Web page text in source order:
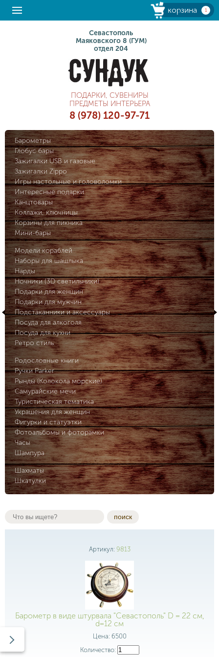
корзина 1
Севастополь
Маяковского 8 (ГУМ)
отдел 204
ПОДАРКИ, СУВЕНИРЫ
ПРЕДМЕТЫ ИНТЕРЬЕРА
8 (978) 120-97-71
Барометры
Глобус бары
Зажигалки USB и газовые
Зажигалки Zippo
Игры настольные и головоломки
Интересные подарки
Канцтовары
Коллажи, ключницы
Корзины для пикника
Мини-бары
Модели кораблей
Наборы для шашлыка
Нарды
Ночники (3D светильники)
Подарки для женщин
Подарки для мужчин
Подстаканники и аксессуары
Посуда для алкоголя
Посуда для кухни
Ретро стиль
Родословные книги
Ручки Parker
Рынды (Колокола морские)
Самурайские мечи
Туристическая тематика
Украшения для женщин
Фигурки и статуэтки
Фотоальбомы и фоторамки
Часы
Шампура
Шахматы
Шкатулки
поиск
Артикул: 9813
Барометр в виде штурвала "Севастополь" D = 22 см,
d=12 см
Цена: 6500
Количество: